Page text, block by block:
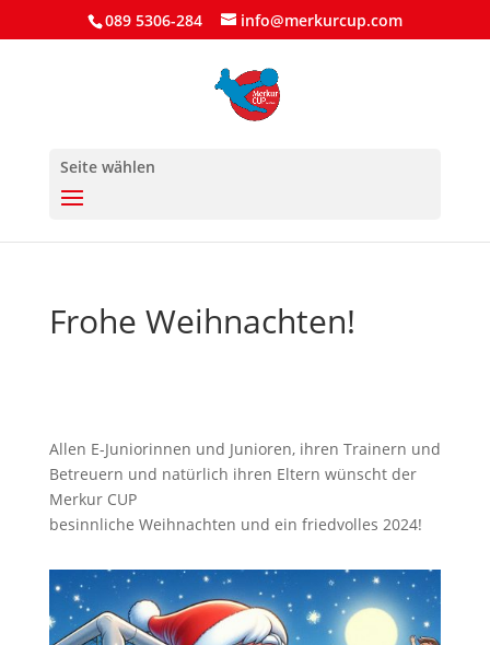
089 5306-284 info@merkurcup.com
Seite wählen
Frohe Weihnachten!
Allen E-Juniorinnen und Junioren, ihren Trainern und
Betreuern und natürlich ihren Eltern wünscht der
Merkur CUP
besinnliche Weihnachten und ein friedvolles 2024!